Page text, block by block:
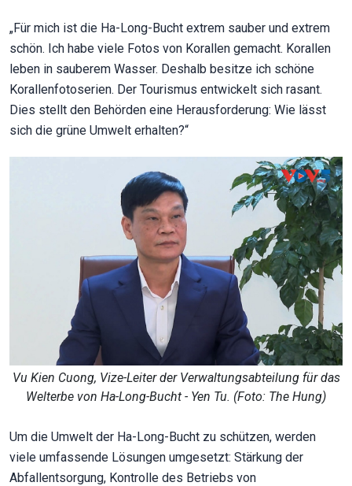
„Für mich ist die Ha-Long-Bucht extrem sauber und extrem
schön. Ich habe viele Fotos von Korallen gemacht. Korallen
leben in sauberem Wasser. Deshalb besitze ich schöne
Korallenfotoserien. Der Tourismus entwickelt sich rasant.
Dies stellt den Behörden eine Herausforderung: Wie lässt
sich die grüne Umwelt erhalten?“
Vu Kien Cuong, Vize-Leiter der Verwaltungsabteilung für das
Welterbe von Ha-Long-Bucht - Yen Tu. (Foto: The Hung)
Um die Umwelt der Ha-Long-Bucht zu schützen, werden
viele umfassende Lösungen umgesetzt: Stärkung der
Abfallentsorgung, Kontrolle des Betriebs von